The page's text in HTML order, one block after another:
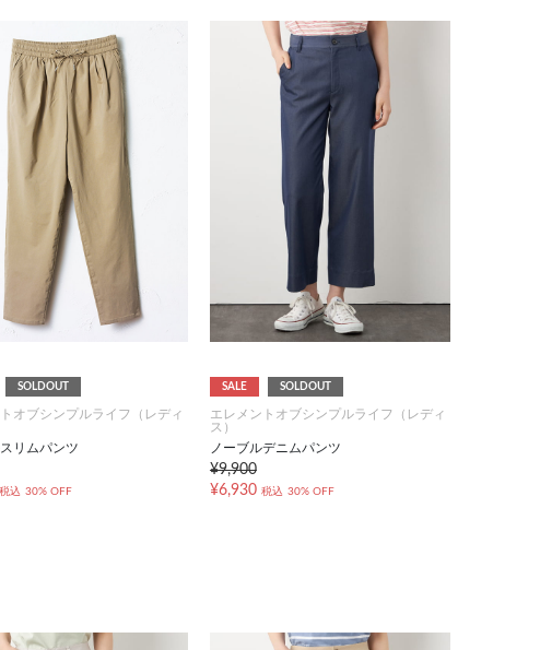
SOLDOUT
オブシンプルライフ（レディ
リムパンツ
税込 30% OFF
SALE SOLDOUT
エレメントオブシンプルライフ（レディ
ス）
ノーブルデニムパンツ
¥9,900
¥6,930 税込 30% OFF